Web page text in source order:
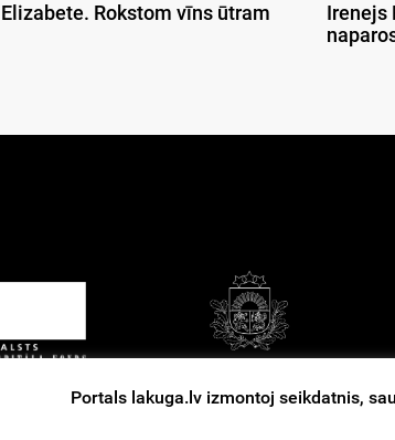
Elizabete. Rokstom vīns ūtram
Irenejs
Portals lakuga.lv izmontoj seikdatnis,